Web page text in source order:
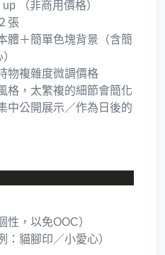
（非商用價格）
張
體＋簡單色塊背景（含簡
物複雜度微調價格
格，太繁複的細節會簡化
中公開展示／作為日後的
性，以免OOC）
：貓腳印／小愛心）